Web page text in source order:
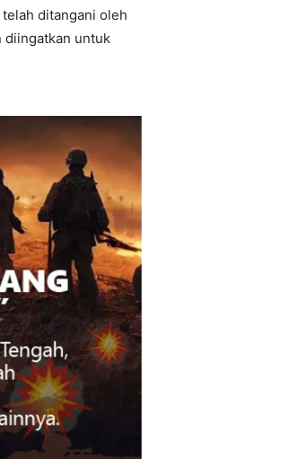
ditangani oleh
diingatkan untuk